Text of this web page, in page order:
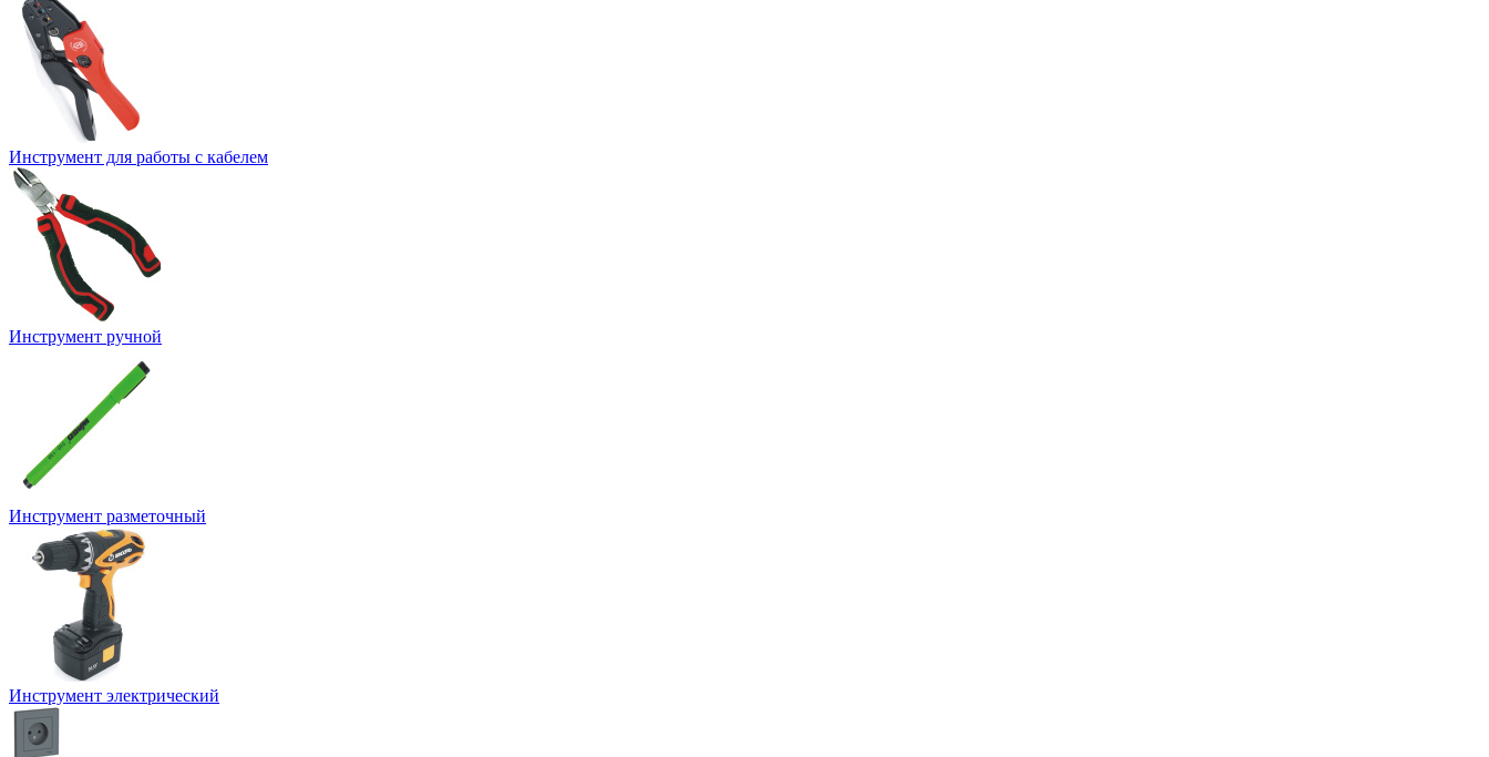
Инструмент для работы с кабелем
Инструмент ручной
Инструмент разметочный
Инструмент электрический